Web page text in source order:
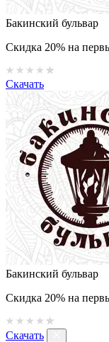
Бакинский бульвар
Скидка 20% на
Скачать
Бакинский бульвар
Скидка 20% на
Скачать